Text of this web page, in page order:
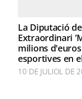
La Diputació
Extraordinari
milions
esportives en
10 DE JULIOL DE